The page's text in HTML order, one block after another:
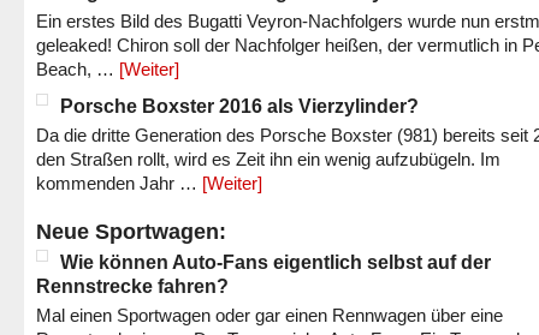
Ein erstes Bild des Bugatti Veyron-Nachfolgers wurde nun
geleaked! Chiron soll der Nachfolger heißen, der vermutlich in
Beach, … [Weiter]
Porsche Boxster 2016 als Vierzylinder?
Da die dritte Generation des Porsche Boxster (981) bereits seit
den Straßen rollt, wird es Zeit ihn ein wenig aufzubügeln. Im
kommenden Jahr … [Weiter]
Neue Sportwagen:
Wie können Auto-Fans eigentlich selbst auf der
Rennstrecke fahren?
Mal einen Sportwagen oder gar einen Rennwagen über eine